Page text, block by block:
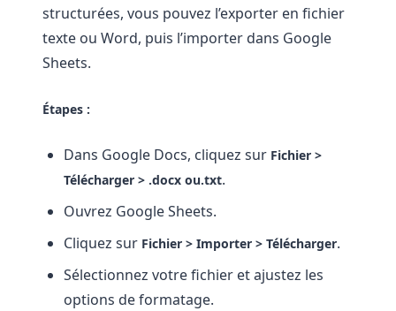
structurées, vous pouvez l’exporter en fichier
texte ou Word, puis l’importer dans Google
Sheets.
Étapes :
Dans Google Docs, cliquez sur Fichier >
Télécharger > .docx ou.txt.
Ouvrez Google Sheets.
Cliquez sur Fichier > Importer > Télécharger.
Sélectionnez votre fichier et ajustez les
options de formatage.